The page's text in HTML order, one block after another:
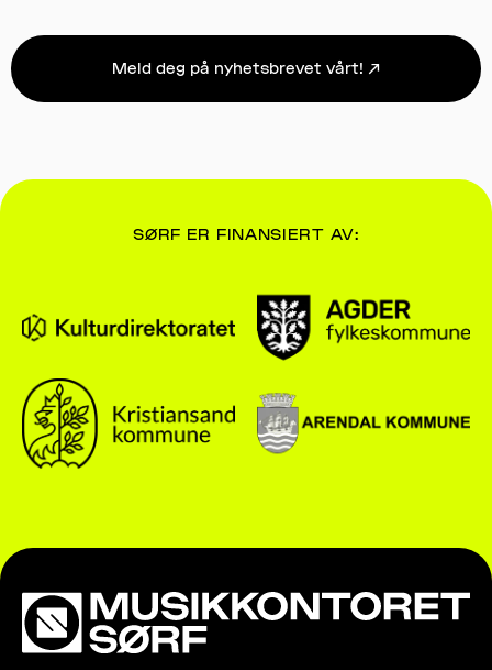
Meld deg på nyhetsbrevet vårt! ↗
SØRF ER FINANSIERT AV: